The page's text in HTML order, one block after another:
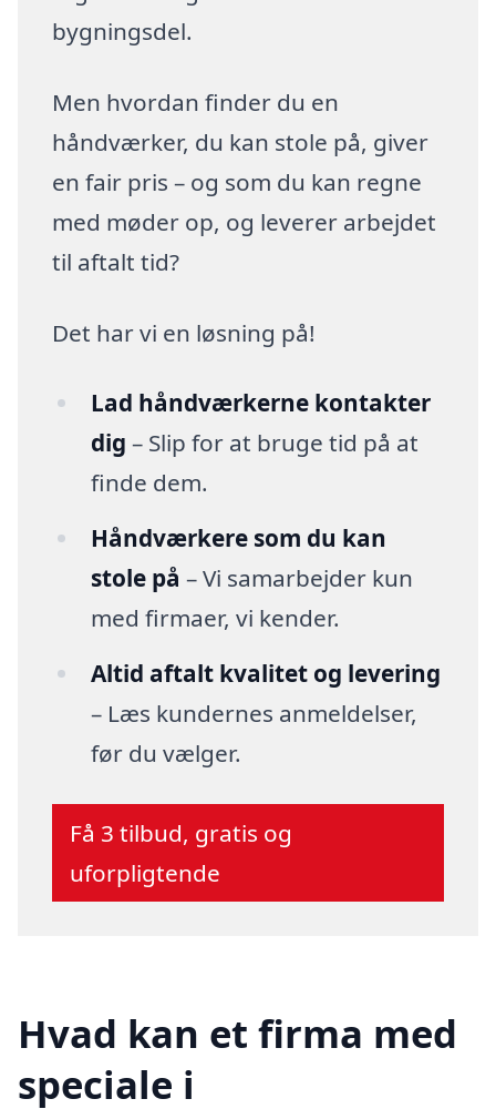
bygningsdel.
Men hvordan finder du en
håndværker, du kan stole på, giver
en fair pris – og som du kan regne
med møder op, og leverer arbejdet
til aftalt tid?
Det har vi en løsning på!
Lad håndværkerne kontakter
dig – Slip for at bruge tid på at
finde dem.
Håndværkere som du kan
stole på – Vi samarbejder kun
med firmaer, vi kender.
Altid aftalt kvalitet og levering
– Læs kundernes anmeldelser,
før du vælger.
Få 3 tilbud, gratis og
uforpligtende
Hvad kan et firma med
speciale i